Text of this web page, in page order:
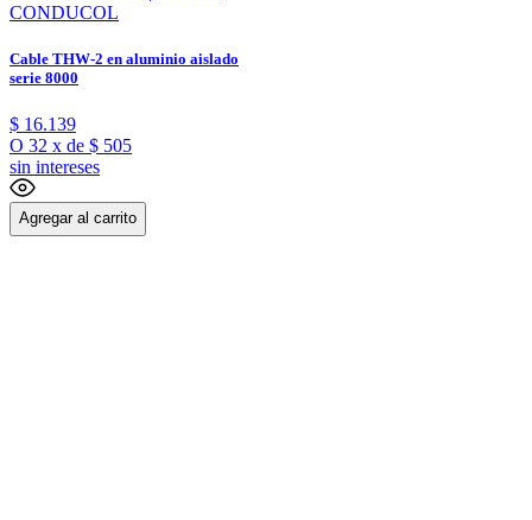
CONDUCOL
Cable THW-2 en aluminio aislado
serie 8000
$ 16.139
O 32 x de $ 505
sin intereses
Agregar al carrito